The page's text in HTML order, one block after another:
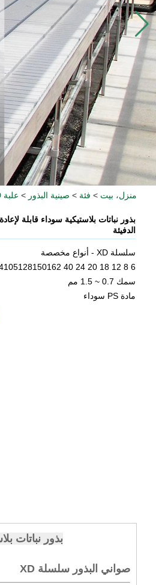
منزل، بيت > فئة > صينية البذور > علبة XD المخصصة
بذور نباتات بلاستيكية سوداء قابلة
الدفيئة
سلسلة XD - أنواع مخصصة
6 8 12 18 20 24 40 50104105128150162 علبة الخلايا
سمك 0.7 ~ 1.5 مم
مادة PS سوداء
بذور نباتات
صواني البذور سلسلة XD